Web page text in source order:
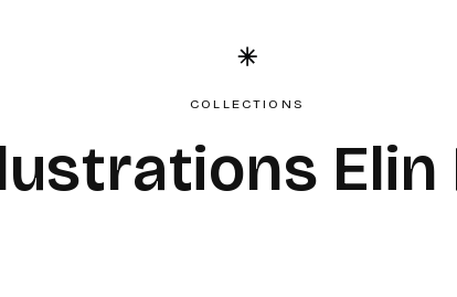
COLLECTIONS
Elin